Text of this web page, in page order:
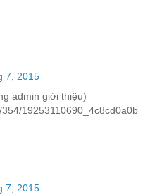
7, 2015
admin giới thiệu)
19253110690_4c8cd0a0b
7, 2015